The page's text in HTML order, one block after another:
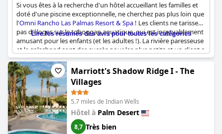
Si vous êtes à la recherche d'un hôtel accueillant les familles et
doté d'une piscine exceptionnelle, ne cherchez pas plus loin que
l'Omni Rancho Las Palmas Resort & Spa ! Les clients ne tarissent
pas d'éloges sur le toboggan aquatique, qui est incroyablement
amusant pour les enfants (et les adultes !). La rivière paresseuse
et le splashpad sont des succès pour les plus petits et un client a
même rapporté que sa fille avait passé toute la journée à s'y
amuser. Malgré un petit problème de maintenance sur l'un des
toboggans, les clients apprécient l'ambiance "parc aquatique"
de la piscine, qui comprend des toboggans, une rivière lente et
beaucoup d'espace pour barboter. Dans l'ensemble, la piscine
est l'élément le plus remarquable de l'Omni Rancho Las Palmas
Resort & Spa, offrant de nombreux divertissements aux familles
en vacances.
Lire les résumés des avis pour toutes les catégories
Marriott's Shadow Ridge I - The
Villages
5.7 miles de Indian Wells
Hôtel à Palm Desert
8,7 Très bien